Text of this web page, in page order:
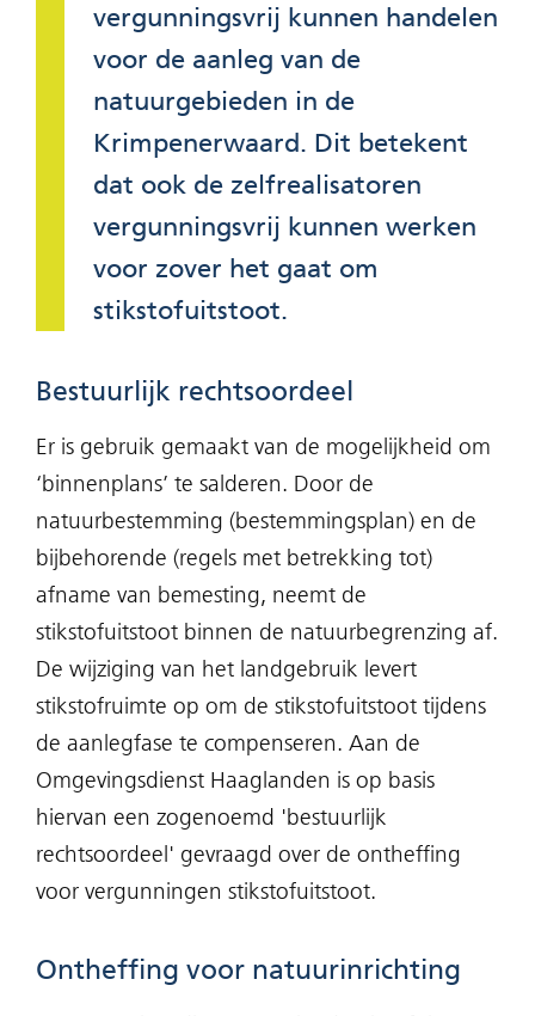
vergunningsvrij kunnen handelen
voor de aanleg van de
natuurgebieden in de
Krimpenerwaard. Dit betekent
dat ook de zelfrealisatoren
vergunningsvrij kunnen werken
voor zover het gaat om
stikstofuitstoot.
Bestuurlijk rechtsoordeel
Er is gebruik gemaakt van de mogelijkheid om
‘binnenplans’ te salderen. Door de
natuurbestemming (bestemmingsplan) en de
bijbehorende (regels met betrekking tot)
afname van bemesting, neemt de
stikstofuitstoot binnen de natuurbegrenzing af.
De wijziging van het landgebruik levert
stikstofruimte op om de stikstofuitstoot tijdens
de aanlegfase te compenseren. Aan de
Omgevingsdienst Haaglanden is op basis
hiervan een zogenoemd 'bestuurlijk
rechtsoordeel' gevraagd over de ontheffing
voor vergunningen stikstofuitstoot.
Ontheffing voor natuurinrichting